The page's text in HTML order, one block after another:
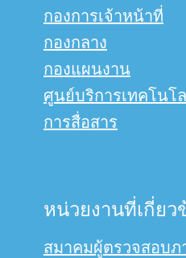
กองการเจ้าหน้าที่
กองกลาง
กองแผนงาน
ศูนย์บริการเทคโนโ
การสื่อสาร
หน่วยงานที่เกี่ยว
สมาคมผู้ตรวจสอบภ